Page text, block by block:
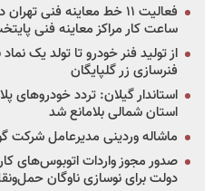
فعالیت ۱۱ خط معاینه فنی
ساعت کار مراکز معاینه فنی
از تولید فنر خودرو تا تولد یک
فنرسازی زر گلپایگان
استان شمالی بلامانع شد
ماشاله وردینی مدیرعامل شرکت
دولت برای نوسازی ناوگان